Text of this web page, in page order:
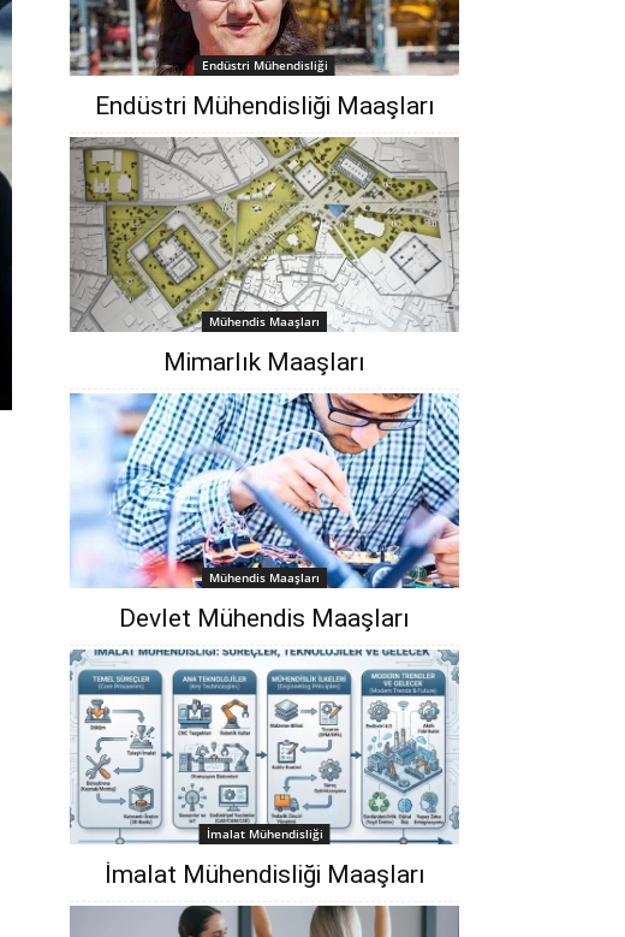
Endüstri Mühendisliği
Endüstri Mühendisliği Maaşları
Mühendis Maaşları
Mimarlık Maaşları
Mühendis Maaşları
Devlet Mühendis Maaşları
İmalat Mühendisliği
İmalat Mühendisliği Maaşları